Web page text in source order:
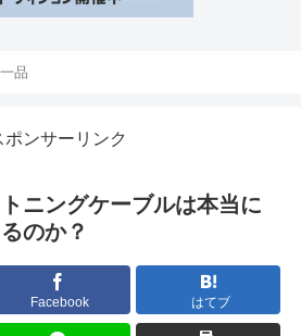
品
ポンサーリンク
ニングケーブルは本当に
のか？
Facebook はてブ